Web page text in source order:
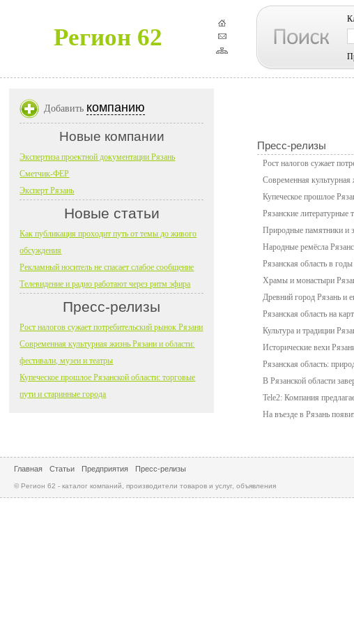
Регион 62
Пресс-релизы
Рост налогов сужает
Современная культурная
Купеческое прошлое
Рязанские литературные
Природные памятники и
Народные ремёсла
Рязанская область в
Храмы и монастыри
Древний город Рязань и
Рязанская область на
Культура и традиции
Исторические вехи
Рязанская область:
В Рязанской области
Tele2: Компания
На въезде в Рязань
Добавить компанию
Новые компании
Экспертиза проектной документации Рязань
Сметчик-ФЕР
Эксперт Рязань
Новые статьи
Как публикация проходит путь от темы до живого
обсуждения
Рекламный носитель не спасает слабое сообщение
Телевидение и радио работают через ритм эфира
Пресс-релизы
Рост налогов сужает потребительский рынок Рязани
Современная культурная жизнь Рязани и области:
фестивали, музеи и театры
Купеческое прошлое Рязанской области: торговые
пути и старинные города
Главная Статьи Предприятия Пресс-релизы
© Регион 62 - каталог компаний, производители товаров и услуг, объявления